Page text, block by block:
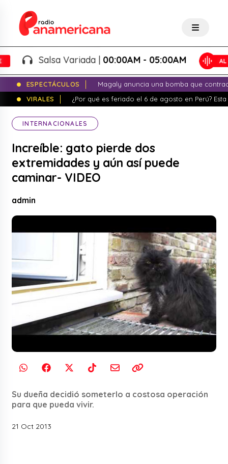
Salsa Variada |00:00AM - 05:00AM
ESPECTÁCULOS
Magaly anuncia una bomba que
VIRALES
¿Por qué es feriado el 6 de agosto en Perú?
INTERNACIONALES
Increíble: gato pierde dos
extremidades y aún así puede
caminar- VIDEO
admin
Su dueña decidió someterlo a costosa operación
para que pueda vivir.
21 Oct 2013